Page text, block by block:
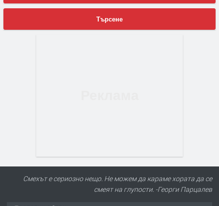
Търсене
Смехът е сериозно нещо. Не можем да караме хората да се
смеят на глупости. -Георги Парцалев